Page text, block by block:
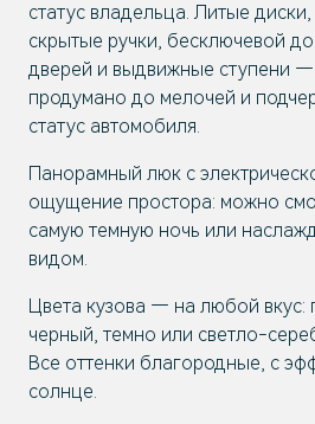
статус владельца. Литые
скрытые ручки, бесключевой
дверей и выдвижные ступени —
продумано до мелочей и
статус автомобиля.
Панорамный люк с
ощущение простора: можно
самую темную ночь или
видом.
Цвета кузова — на любой вкус:
черный, темно или светло-
Все оттенки благородные, с
солнце.